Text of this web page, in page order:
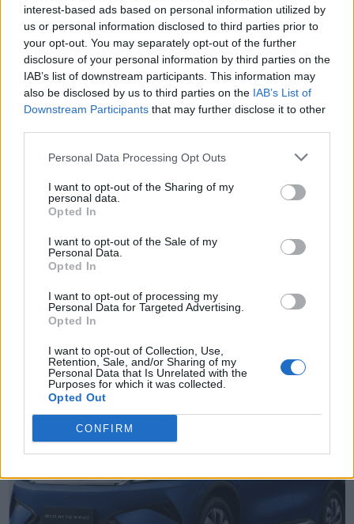
interest-based ads based on personal information utilized by
us or personal information disclosed to third parties prior to
your opt-out. You may separately opt-out of the further
disclosure of your personal information by third parties on the
IAB’s list of downstream participants. This information may
also be disclosed by us to third parties on the IAB’s List of
Downstream Participants that may further disclose it to other
Personal Data Processing Opt Outs
I want to opt-out of the Sharing of my
personal data.
Opted In
I want to opt-out of the Sale of my
Personal Data.
Opted In
I want to opt-out of processing my
Personal Data for Targeted Advertising.
Opted In
I want to opt-out of Collection, Use,
Retention, Sale, and/or Sharing of my
Personal Data that Is Unrelated with the
Purposes for which it was collected.
Opted Out
CONFIRM
Η Volkswagen παρουσιάζει το νέο
T-Roc